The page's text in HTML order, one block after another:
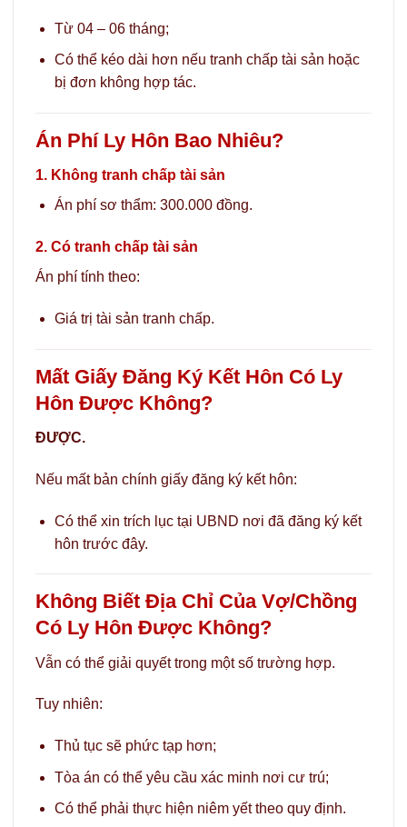
Từ 04 – 06 tháng;
Có thể kéo dài hơn nếu tranh chấp tài sản hoặc
bị đơn không hợp tác.
Án Phí Ly Hôn Bao Nhiêu?
1. Không tranh chấp tài sản
Án phí sơ thẩm: 300.000 đồng.
2. Có tranh chấp tài sản
Án phí tính theo:
Giá trị tài sản tranh chấp.
Mất Giấy Đăng Ký Kết Hôn Có Ly
Hôn Được Không?
ĐƯỢC.
Nếu mất bản chính giấy đăng ký kết hôn:
Có thể xin trích lục tại UBND nơi đã đăng ký kết
hôn trước đây.
Không Biết Địa Chỉ Của Vợ/Chồng
Có Ly Hôn Được Không?
Vẫn có thể giải quyết trong một số trường hợp.
Tuy nhiên:
Thủ tục sẽ phức tạp hơn;
Tòa án có thể yêu cầu xác minh nơi cư trú;
Có thể phải thực hiện niêm yết theo quy định.